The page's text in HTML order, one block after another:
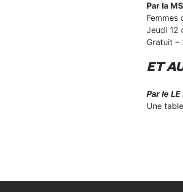
Par la
Femmes
Jeudi 12
Gratuit –
ET
Par le LE
Une